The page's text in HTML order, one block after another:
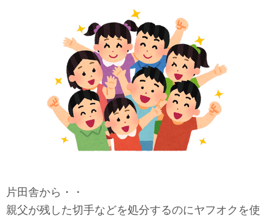
片田舎から・・
親父が残した切手などを処分するのにヤフオクを使